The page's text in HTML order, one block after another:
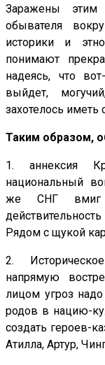
Заражены этим
обывателя
историки и
понимают
надеясь, что
выйдет,
захотелось иметь
Таким образом,
1. аннексия
национальный
же СНГ вмиг
Рядом с щукой
2.
напрямую
лицом угроз
родов в нацию-
создать героев-
Атилла, Артур,